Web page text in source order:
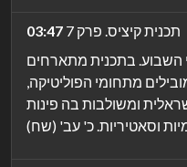
03:47
תכנית קיציס. פרק 7
השבוע. בתכנית מתארחים
מתחומי הפוליטיקה,
ומשולבות בה פינות